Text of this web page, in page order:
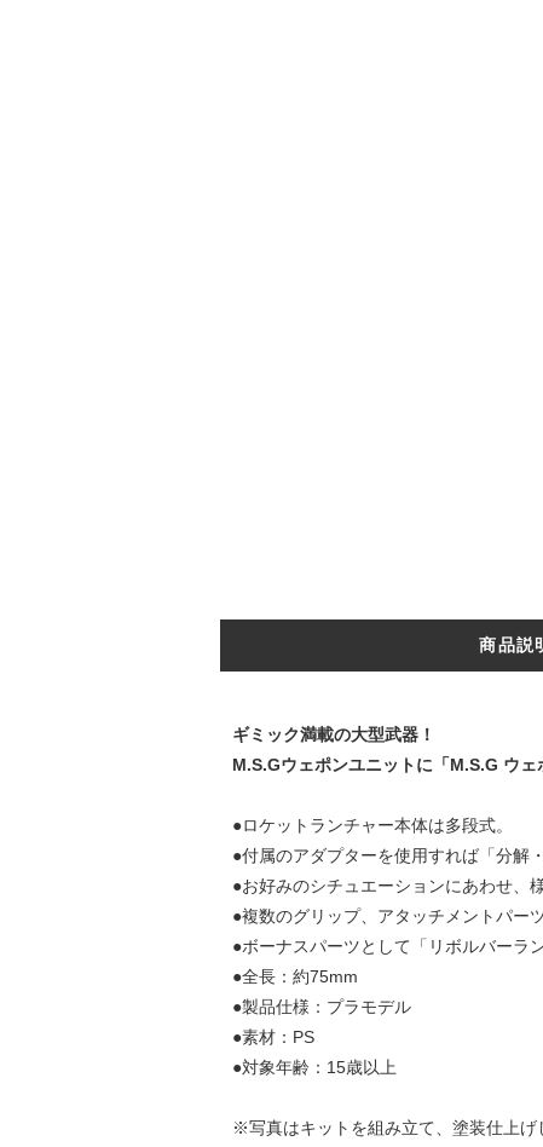
商品説
ギミック満載の大型武器！
M.S.Gウェポンユニットに「M.S.G ウ
●ロケットランチャー本体は多段式。
●付属のアダプターを使用すれば「分解
●お好みのシチュエーションにあわせ、
●複数のグリップ、アタッチメントパー
●ボーナスパーツとして「リボルバーラ
●全長：約75mm
●製品仕様：プラモデル
●素材：PS
●対象年齢：15歳以上
※写真はキットを組み立て、塗装仕上げ